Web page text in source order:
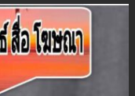
ลุย
งาน
ทันที